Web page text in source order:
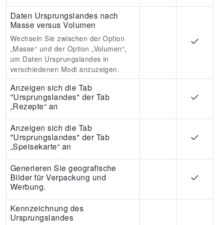
Daten Ursprungslandes nach
Masse versus Volumen
Wechseln Sie zwischen der Option
„Masse“ und der Option „Volumen“,
um Daten Ursprungslandes in
verschiedenen Modi anzuzeigen.
Anzeigen sich die Tab
"Ursprungslandes" der Tab
„Rezepte“ an
Anzeigen sich die Tab
"Ursprungslandes" der Tab
„Speisekarte“ an
Generieren Sie geografische
Bilder für Verpackung und
Werbung.
Kennzeichnung des
Ursprungslandes